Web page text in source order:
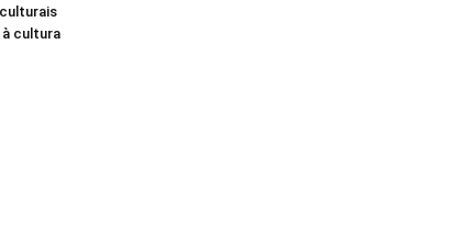
cultura